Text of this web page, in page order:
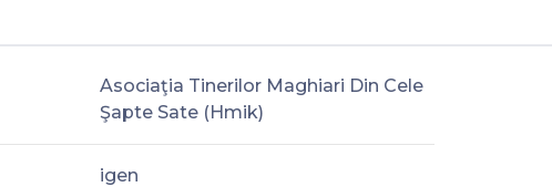
Asociaţia Tinerilor Maghiari Din Cele
Şapte Sate (Hmik)
igen